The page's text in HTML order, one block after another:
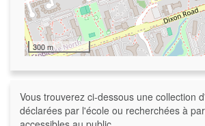
300 m
Vous trouverez ci-dessous une collection
déclarées par l'école ou recherchées à